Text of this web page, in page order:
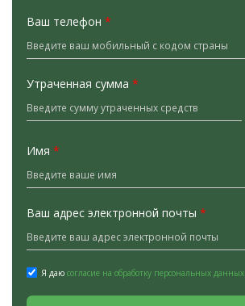
Ваш телефон *
Утраченная сумма *
Имя *
Ваш адрес электронной почты *
Я даю согласие на обработку персональных данных.